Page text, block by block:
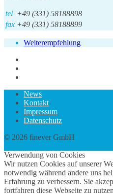
tel +49 (331) 58188898
fax +49 (331) 58188899
Weiterempfehlung
News
Kontakt
Impressum
Datenschutz
© 2026 finever GmbH
Verwendung von Cookies
Wir nutzen Cookies auf unserer
notwendig während andere uns
Erfahrung zu verbessern. Sie
fortfahren diese Webseite zu